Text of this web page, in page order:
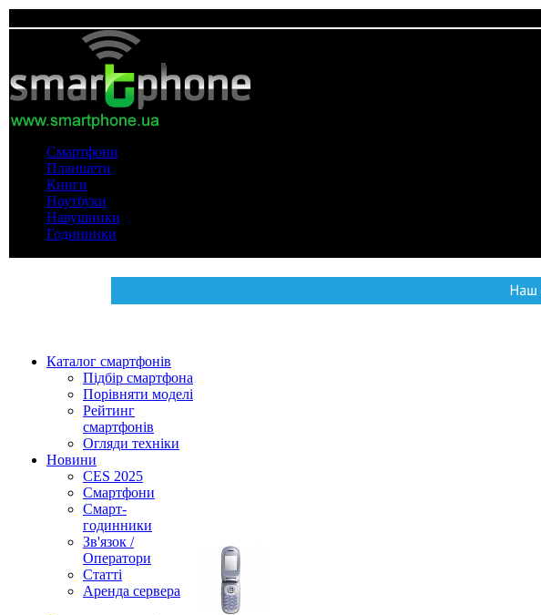
Смартфони
Планшети
Книги
Ноутбуки
Навушники
Годинники
Каталог смартфонів
Підбір смартфона
Порівняти моделі
Рейтинг
смартфонів
Огляди техніки
Новини
CES 2025
Смартфони
Смарт-
годинники
Зв'язок /
Оператори
Статті
Аренда сервера